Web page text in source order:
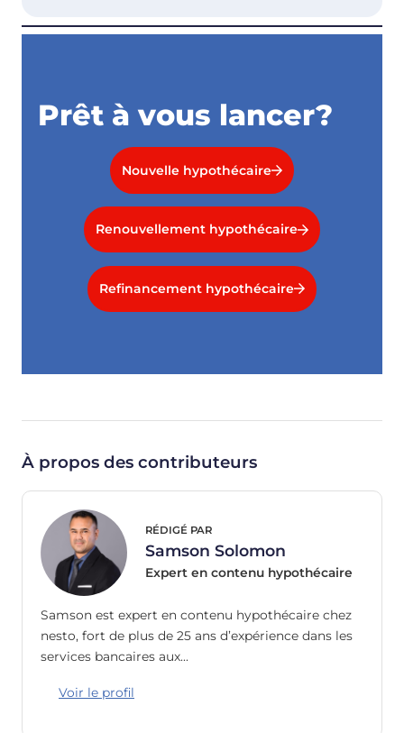
Prêt à vous lancer?
Nouvelle hypothécaire
Renouvellement hypothécaire
Refinancement hypothécaire
À propos des contributeurs
RÉDIGÉ PAR
Samson Solomon
Expert en contenu hypothécaire
Samson est expert en contenu hypothécaire chez
nesto, fort de plus de 25 ans d’expérience dans les
services bancaires aux…
Voir le profil